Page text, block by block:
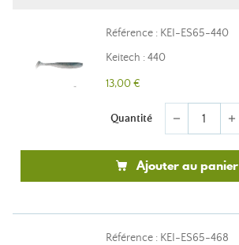
Référence : KEI-ES65-440
Keitech : 440
13,00 €
Quantité remove add
Ajouter au panier
Référence : KEI-ES65-468